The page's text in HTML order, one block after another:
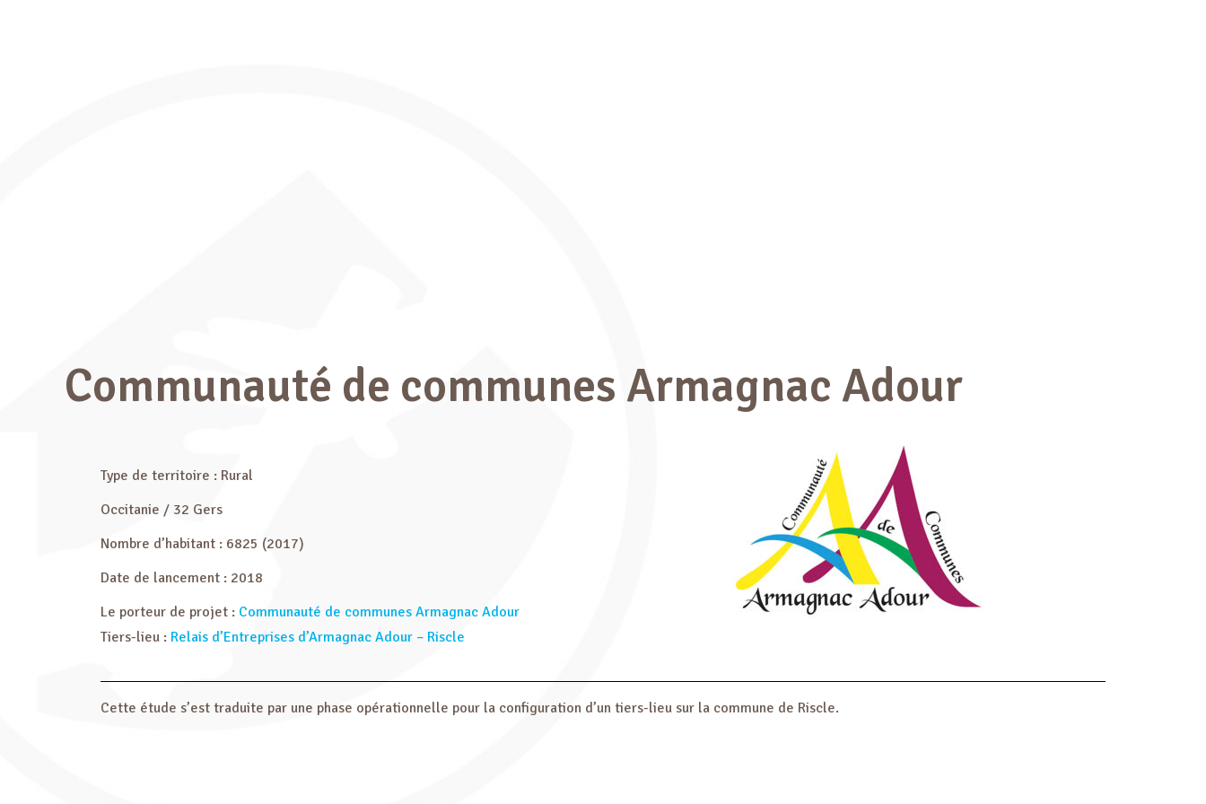
Communauté de communes Armagnac Adour
Type de territoire : Rural
Occitanie / 32 Gers
Nombre d’habitant : 6825 (2017)
Date de lancement : 2018
Le porteur de projet : Communauté de communes Armagnac Adour
Tiers-lieu : Relais d’Entreprises d’Armagnac Adour – Riscle
Cette étude s’est traduite par une phase opérationnelle pour la configuration d’un tiers-lieu sur la commune de Riscle.